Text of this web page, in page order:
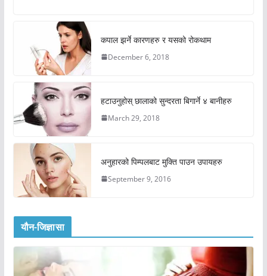
कपाल झर्ने कारणहरु र यसको रोकथाम
December 6, 2018
हटाउनुहोस् छालाको सुन्दरता बिगार्ने ४ बानीहरु
March 29, 2018
अनुहारको पिम्पलबाट मुक्ति पाउन उपायहरु
September 9, 2016
यौन-जिज्ञासा